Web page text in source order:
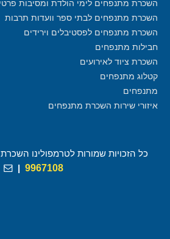
השכרת מתנפחים לימי הולדת ומסיבות
השכרת מתנפחים לבתי ספר וועדות תרבות
השכרת מתנפחים לפסטיבלים וירידים
חבילות מתנפחים
השכרת ציוד לאירועים
קטלוג מתנפחים
מתנפחים
איזורי שירות השכרת מתנפחים
כל הזכויות שמורות לטרמפולינו
9967108
|